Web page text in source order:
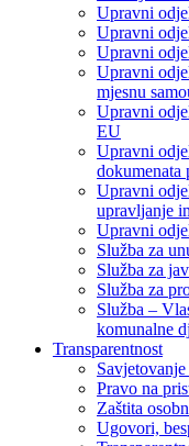
Upravni
Upravni
Upravni
Upravni
mjesnu
Upravni
EU
Upravni
dokumenata
Upravni
upravljanje
Upravni
Služba za
Služba za
Služba za
Služba –
komunalne
Transparentnost
Pravo na
Zaštita
Ugovori,